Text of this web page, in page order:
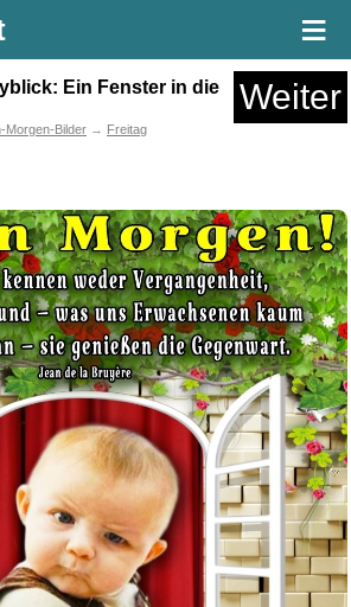
≡
Ein Fenster in die
Weiter
Morgen-Bilder → Freitag